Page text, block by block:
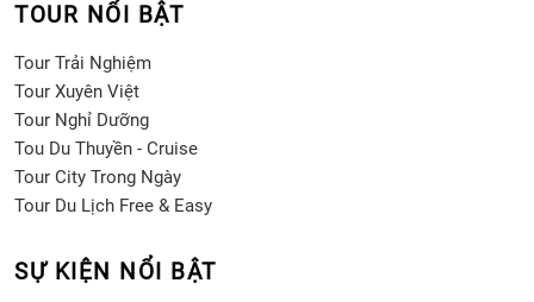
TOUR NỔI BẬT
Tour Trải Nghiệm
Tour Xuyên Việt
Tour Nghỉ Dưỡng
Tou Du Thuyền - Cruise
Tour City Trong Ngày
Tour Du Lịch Free & Easy
SỰ KIỆN NỔI BẬT